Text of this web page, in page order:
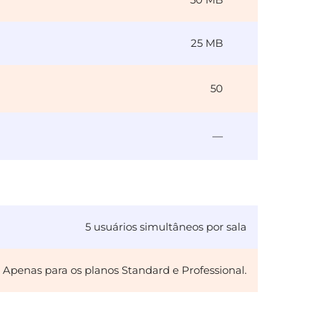
25 MB
50
—
5 usuários simultâneos por sala
Apenas para os planos Standard e Professional.